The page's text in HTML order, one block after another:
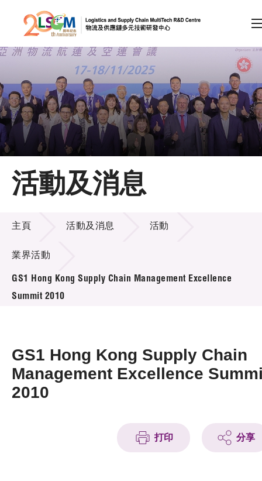
跳到內容（按回車鍵）
會員登入
A A EN 繁 简
主頁
關於LSCM
技術商品化
項目及資助計劃
活動及消息
新聞中心
資訊中心
活動及消息
活動及消息
主頁 活動及消息 活動
業界活動
GS1 Hong Kong Supply Chain Management Excellence
Summit 2010
GS1 Hong Kong Supply Chain
Management Excellence
2010
打印 分享